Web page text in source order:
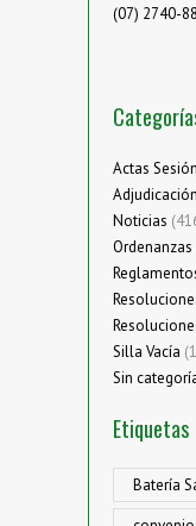
(07) 2740-
Actas
Noticias
Ordenanzas
Silla Vacía
Sin
Etiquetas
Batería